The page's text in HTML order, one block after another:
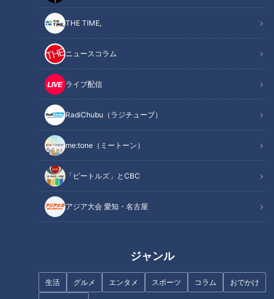
THE TIME,
ニュースコラム
ライブ配信
RadiChubu（ラジチューブ）
me:tone（ミートーン）
「ビートルズ」とCBC
アジア大会 愛知・名古屋
ジャンル
生活 グルメ エンタメ スポーツ コラム おでかけ
記事に戻る
この記事を見たあなたへのおすすめ
“チャラ男疑惑”から一転！？爽
やかイケメン×グラドル美女、
そして芸人×気遣い男子の2組の
ン旅
新感覚「生もっちぷりん」に感
究極の映えラーメン誕生！ハッ